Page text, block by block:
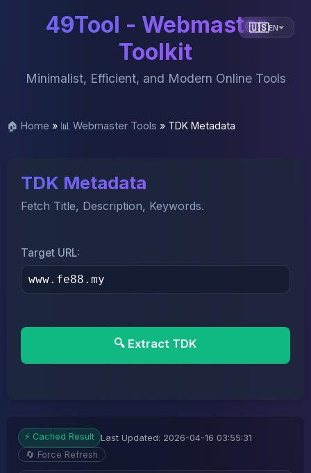
🇺🇸EN
49Tool - Webmaster
Toolkit
Minimalist, Efficient, and Modern Online Tools
🏠 Home » 📊 Webmaster Tools » TDK Metadata
TDK Metadata
Fetch Title, Description, Keywords.
Target URL:
🔍 Extract TDK
⚡ Cached Result Last Updated: 2026-04-16 03:55:31
🔄 Force Refresh